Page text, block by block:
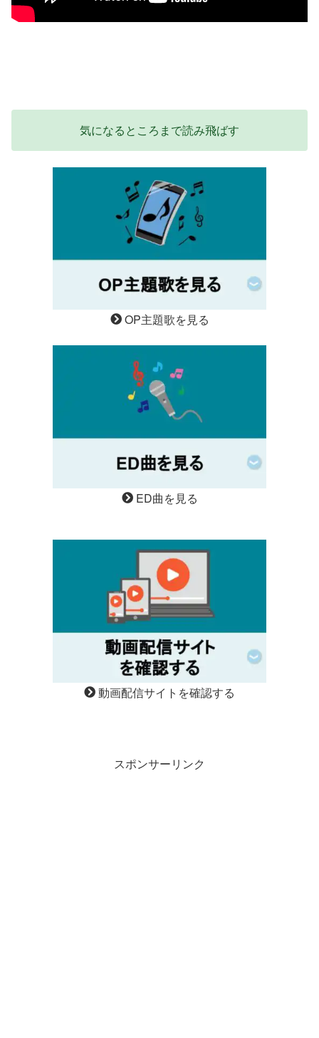
気になるところまで読み飛ばす
OP主題歌を見る
ED曲を見る
動画配信サイトを確認する
スポンサーリンク